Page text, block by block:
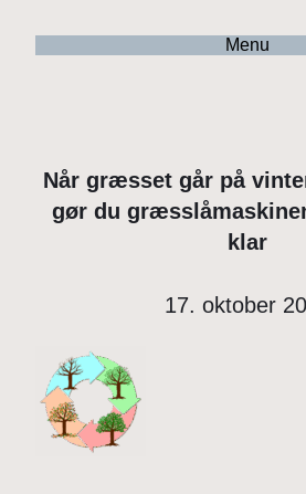
Menu
Når græsset går på
gør du
klar
17. oktober